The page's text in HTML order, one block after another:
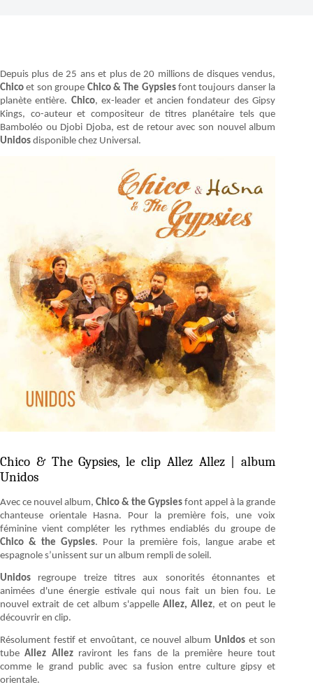
Depuis plus de 25 ans et plus de 20 millions de disques vendus,
Chicoet son groupe Chico & The Gypsiesfont toujours danser la
planète entière. Chico, ex-leader et ancien fondateur des Gipsy
Kings, co-auteur et compositeur de titres planétaire tels que
Bamboléo ou Djobi Djoba, est de retour avec son nouvel album
Unidos disponible chez Universal.
Chico & The Gypsies, le clip Allez Allez | album
Unidos
Avec ce nouvel album,Chico & the Gypsies font appel à la grande
chanteuse orientale Hasna. Pour la première fois, une voix
féminine vient compléter les rythmes endiablés du groupe de
Chico & the Gypsies. Pour la première fois, langue arabe et
espagnole s’unissent sur un album rempli de soleil.
Unidos regroupe treize titres aux sonorités étonnantes et
animées d'une énergie estivale qui nous fait un bien fou. Le
nouvel extrait de cet album s'appelleAllez, Allez, et on peut le
découvrir en clip.
Résolument festif et envoûtant, ce nouvel album Unidos et son
tube Allez Allezraviront les fans de la première heure tout
comme le grand public avec sa fusion entre culture gipsy et
orientale.